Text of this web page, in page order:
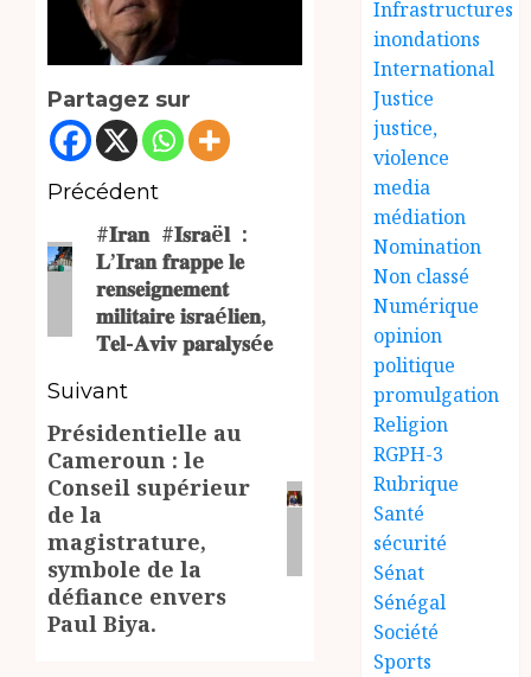
Partagez sur
Navigation
d’article
Précédent
Article
précédent:
#𝐈𝐫𝐚𝐧 #𝐈𝐬𝐫𝐚ë𝐥 :
𝐋’𝐈𝐫𝐚𝐧 𝐟𝐫𝐚𝐩𝐩𝐞 𝐥𝐞
𝐫𝐞𝐧𝐬𝐞𝐢𝐠𝐧𝐞𝐦𝐞𝐧𝐭
𝐦𝐢𝐥𝐢𝐭𝐚𝐢𝐫𝐞 𝐢𝐬𝐫𝐚é𝐥𝐢𝐞𝐧,
𝐓𝐞𝐥-𝐀𝐯𝐢𝐯 𝐩𝐚𝐫𝐚𝐥𝐲𝐬é𝐞
Suivant
Article
suivant:
Présidentielle au
Cameroun : le
Conseil supérieur
de la
magistrature,
symbole de la
défiance envers
Paul Biya.
Infrastructures
inondations
International
Justice
justice,
violence
media
médiation
Nomination
Non classé
Numérique
opinion
politique
promulgation
Religion
RGPH-3
Rubrique
Santé
sécurité
Sénat
Sénégal
Société
Sports